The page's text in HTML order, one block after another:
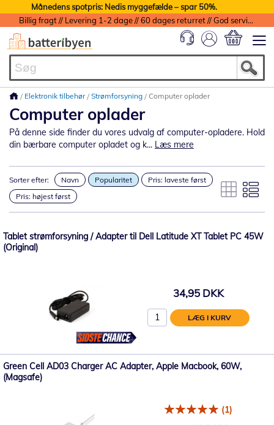
Månedens spotpris: Nedis myggefælde – spar 50%.
Billig fragt // Levering 1-2 dage // 60 dages returret // God service med garanti
Elektronik tilbehør Strømforsyning Computer oplader
Computer oplader
På denne side finder du vores udvalg af computer-opladere. Hold
din bærbare computer opladet og k... Læs mere
Sorter efter: Navn Popularitet
Pris: laveste først
Pris: højest først
Tablet strømforsyning / Adapter til Dell Latitude XT Tablet PC 45W
(Original)
34,95 DKK
LÆG I KURV
Green Cell AD03 Charger AC Adapter, Apple Macbook, 60W,
(Magsafe)
(1)